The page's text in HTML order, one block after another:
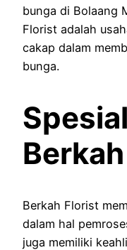
bunga di Bolaang
Florist adalah
cakap dalam
bunga.
Berkah Florist
dalam hal
juga memiliki